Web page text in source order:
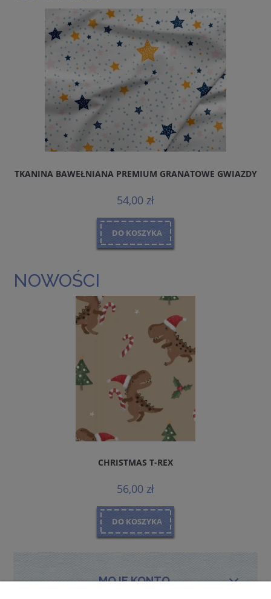
TKANINA BAWEŁNIANA PREMIUM GRANATOWE GWIAZDY
54,00 zł
DO KOSZYKA
NOWOŚCI
CHRISTMAS T-REX
56,00 zł
DO KOSZYKA
MOJE KONTO